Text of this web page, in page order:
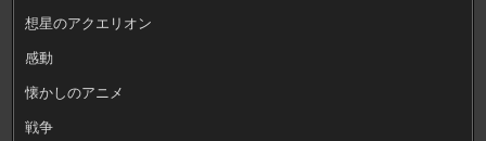
想星のアクエリオン
感動
懐かしのアニメ
戦争